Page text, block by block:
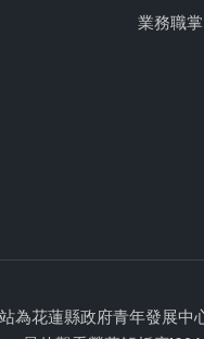
業務職掌
為花蓮縣政府青年發展中